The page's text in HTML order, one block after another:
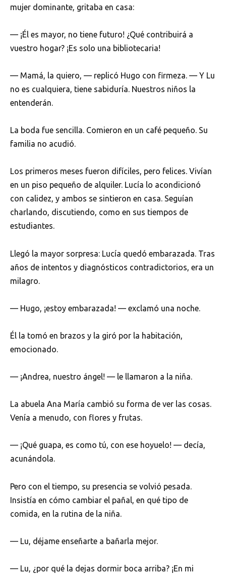
mujer dominante, gritaba en casa:
— ¡Él es mayor, no tiene futuro! ¿Qué contribuirá a
vuestro hogar? ¡Es solo una bibliotecaria!
— Mamá, la quiero, — replicó Hugo con firmeza. — Y Lu
no es cualquiera, tiene sabiduría. Nuestros niños la
entenderán.
La boda fue sencilla. Comieron en un café pequeño. Su
familia no acudió.
Los primeros meses fueron difíciles, pero felices. Vivían
en un piso pequeño de alquiler. Lucía lo acondicionó
con calidez, y ambos se sintieron en casa. Seguían
charlando, discutiendo, como en sus tiempos de
estudiantes.
Llegó la mayor sorpresa: Lucía quedó embarazada. Tras
años de intentos y diagnósticos contradictorios, era un
milagro.
— Hugo, ¡estoy embarazada! — exclamó una noche.
Él la tomó en brazos y la giró por la habitación,
emocionado.
— ¡Andrea, nuestro ángel! — le llamaron a la niña.
La abuela Ana María cambió su forma de ver las cosas.
Venía a menudo, con flores y frutas.
— ¡Qué guapa, es como tú, con ese hoyuelo! — decía,
acunándola.
Pero con el tiempo, su presencia se volvió pesada.
Insistía en cómo cambiar el pañal, en qué tipo de
comida, en la rutina de la niña.
— Lu, déjame enseñarte a bañarla mejor.
— Lu, ¿por qué la dejas dormir boca arriba? ¡En mi